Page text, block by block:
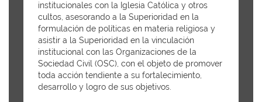
institucionales con la Iglesia Católica y otros
cultos, asesorando a la Superioridad en la
formulación de políticas en materia religiosa y
asistir a la Superioridad en la vinculación
institucional con las Organizaciones de la
Sociedad Civil (OSC), con el objeto de promover
toda acción tendiente a su fortalecimiento,
desarrollo y logro de sus objetivos.